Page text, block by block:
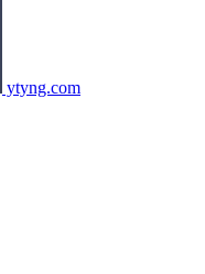
ytyng.com